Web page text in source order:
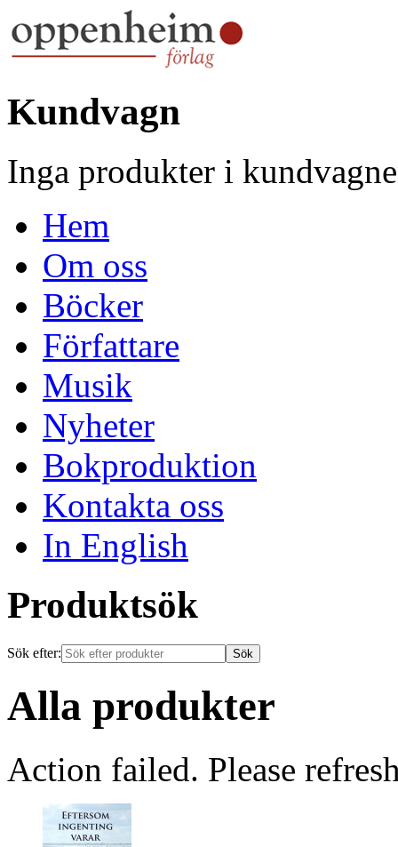
Kundvagn
Inga produkter i
Hem
Om oss
Böcker
Författare
Musik
Nyheter
Bokproduktion
Kontakta oss
In English
Produktsök
Sök efter:
Alla produkter
Action failed. Please